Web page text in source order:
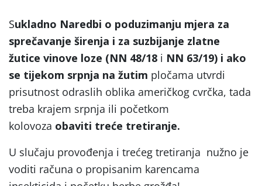
Sukladno Naredbi o poduzimanju mjera za
sprečavanje širenja i za suzbijanje zlatne
žutice vinove loze (NN 48/18 i NN 63/19) i ako
se tijekom srpnja na žutim pločama utvrdi
prisutnost odraslih oblika američkog cvrčka, tada
treba krajem srpnja ili početkom
kolovoza obaviti treće tretiranje.
U slučaju provođenja i trećeg tretiranja nužno je
voditi računa o propisanim karencama